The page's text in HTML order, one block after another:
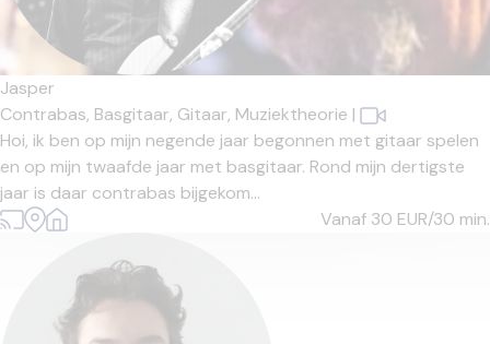
Jasper
Contrabas, Basgitaar, Gitaar, Muziektheorie |
Hoi, ik ben op mijn negende jaar begonnen met gitaar spelen
en op mijn twaafde jaar met basgitaar. Rond mijn dertigste
jaar is daar contrabas bijgekom...
Vanaf 30 EUR/30 min.